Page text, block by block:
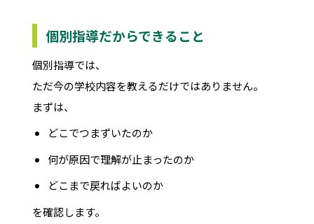
個別指導だからできること
個別指導では、
ただ今の学校内容を教えるだけではありません。
まずは、
どこでつまずいたのか
何が原因で理解が止まったのか
どこまで戻ればよいのか
を確認します。